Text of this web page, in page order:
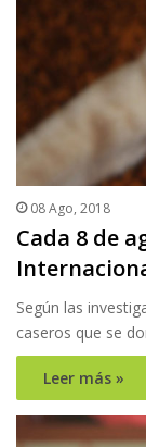
08 Ago, 2018
Cada 8 de
Según las
caseros que se
Leer más »